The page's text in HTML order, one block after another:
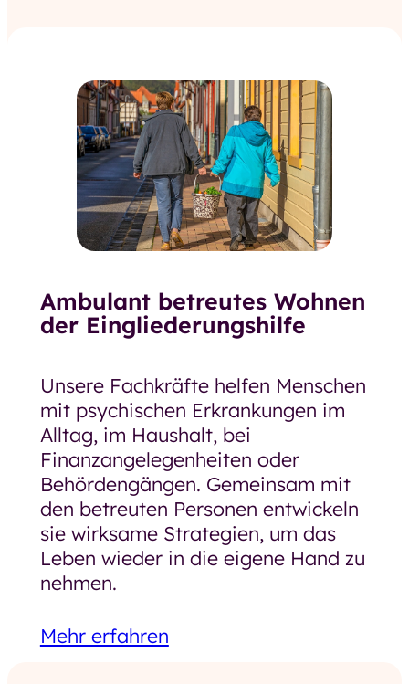
Ambulant betreutes Wohnen
der Eingliederungshilfe
Unsere Fachkräfte helfen Menschen
mit psychischen Erkrankungen im
Alltag, im Haushalt, bei
Finanzangelegenheiten oder
Behördengängen. Gemeinsam mit
den betreuten Personen entwickeln
sie wirksame Strategien, um das
Leben wieder in die eigene Hand zu
nehmen.
Mehr erfahren